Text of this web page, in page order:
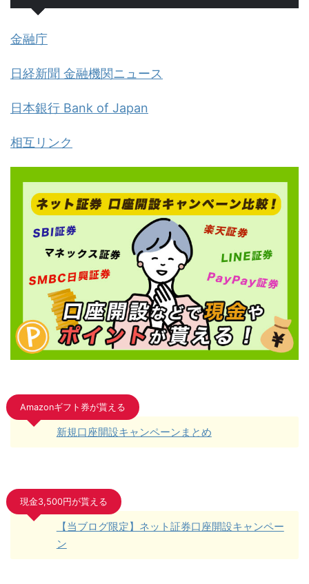
金融庁
日経新聞 金融機関ニュース
日本銀行 Bank of Japan
相互リンク
Amazonギフト券が貰える
新規口座開設キャンペーンまとめ
現金3,500円が貰える
【当ブログ限定】ネット証券口座開設キャンペー
ン